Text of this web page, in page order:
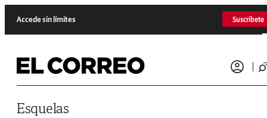
Accede sin límites Suscríbete
Esquelas